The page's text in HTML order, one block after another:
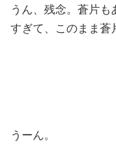
うん、残念。蒼片
すぎて、このまま蒼
うーん。